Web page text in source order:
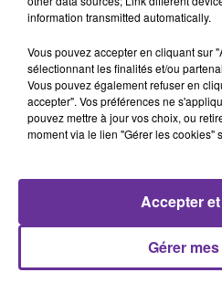
LA VILLE.
LB
PLURIEL, le rendez-vous
2022
L’invitée de PLURIEL est
Emission présentée par Loïc
mercredi 20 avril 2022
information transmitted automatically.
Vous pouvez accepter en cliquant sur
sélectionnant les finalités et/ou
Vous pouvez également refuser en
accepter". Vos préférences ne
pouvez mettre à jour vos choix, ou
moment via le lien "Gérer les cookies"
Gérer
Accepter